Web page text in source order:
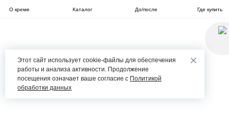
О креме Каталог До/после Где купить
Этот сайт использует cookie-файлы для обеспечения
работы и анализа активности. Продолжение
посещения означает ваше согласие с Политикой
обработки данных